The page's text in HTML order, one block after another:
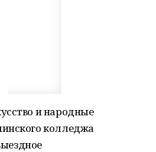
и народные
колледжа